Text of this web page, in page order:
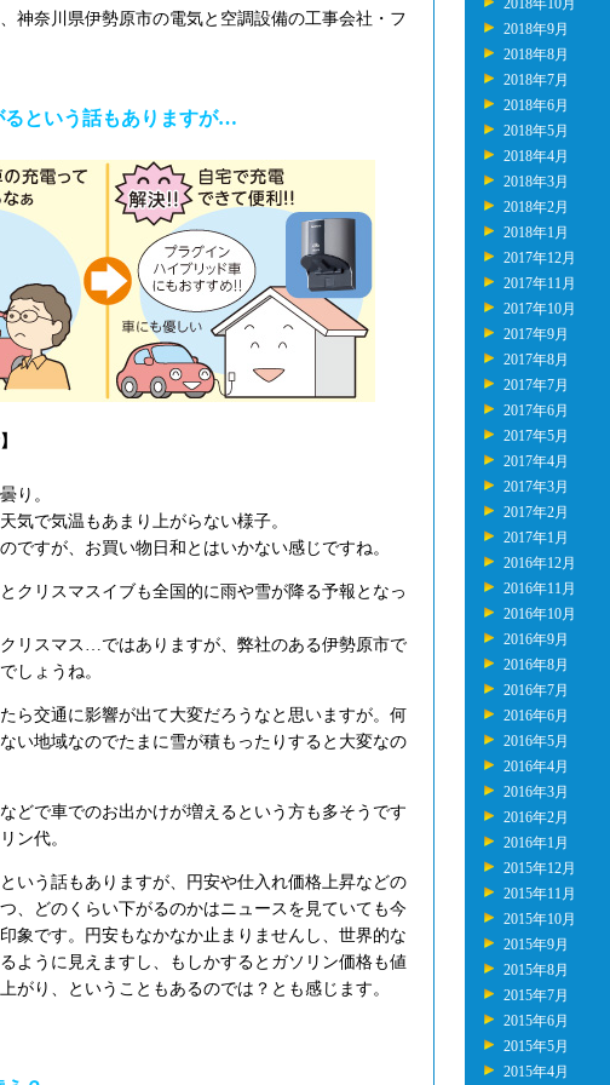
神奈川県伊勢原市の電気と空調設備の工事会社・フ
るという話もありますが…
り。
気で気温もあまり上がらない様子。
ですが、お買い物日和とはいかない感じですね。
クリスマスイブも全国的に雨や雪が降る予報となっ
リスマス…ではありますが、弊社のある伊勢原市で
しょうね。
ら交通に影響が出て大変だろうなと思いますが。何
い地域なのでたまに雪が積もったりすると大変なの
どで車でのお出かけが増えるという方も多そうです
ン代。
いう話もありますが、円安や仕入れ価格上昇などの
、どのくらい下がるのかはニュースを見ていても今
象です。円安もなかなか止まりませんし、世界的な
ように見えますし、もしかするとガソリン価格も値
がり、ということもあるのでは？とも感じます。
2018年10月
2018年9月
2018年8月
2018年7月
2018年6月
2018年5月
2018年4月
2018年3月
2018年2月
2018年1月
2017年12月
2017年11月
2017年10月
2017年9月
2017年8月
2017年7月
2017年6月
2017年5月
2017年4月
2017年3月
2017年2月
2017年1月
2016年12月
2016年11月
2016年10月
2016年9月
2016年8月
2016年7月
2016年6月
2016年5月
2016年4月
2016年3月
2016年2月
2016年1月
2015年12月
2015年11月
2015年10月
2015年9月
2015年8月
2015年7月
2015年6月
2015年5月
2015年4月